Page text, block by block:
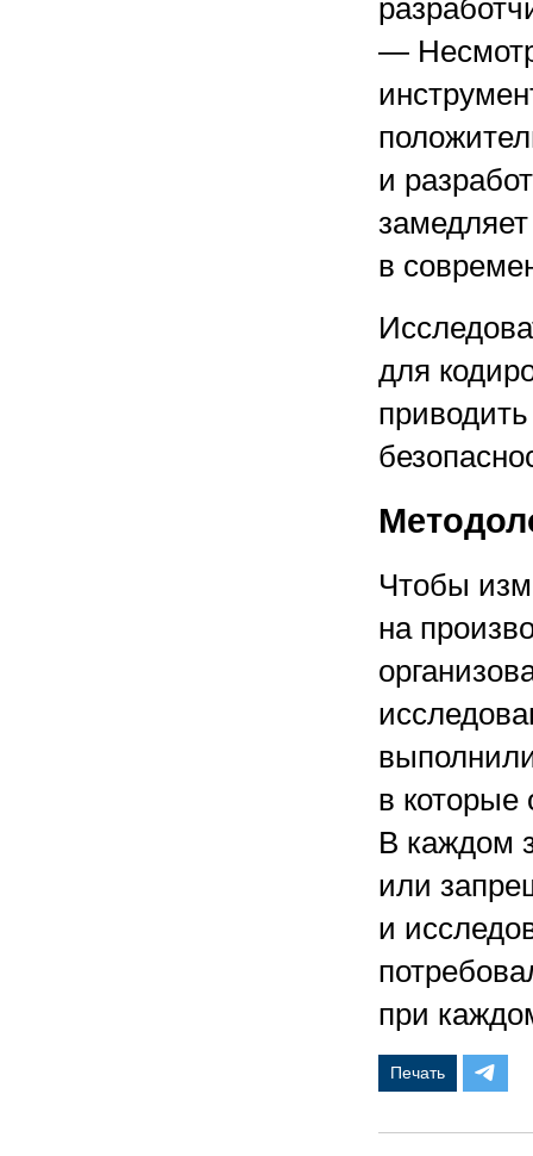
—
и
в
для
Чтобы
на
в которые
В каждом
или
и
при
Печать